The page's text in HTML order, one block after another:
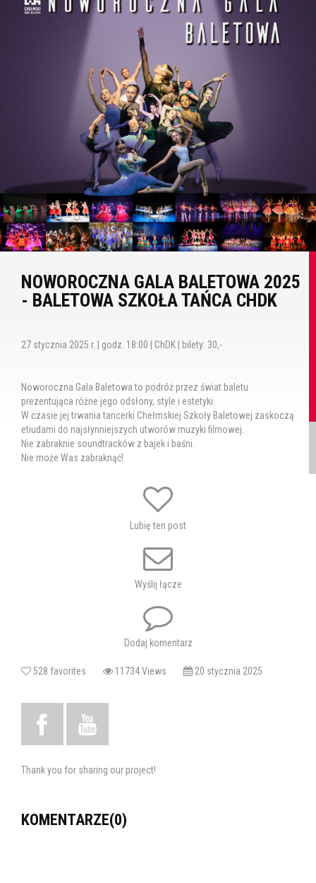
NOWOROCZNA GALA BALETOWA 2025
- BALETOWA SZKOŁA TAŃCA CHDK
27 stycznia 2025 r. | godz. 18:00 | ChDK | bilety: 30,-
Noworoczna Gala Baletowa to podróż przez świat baletu
prezentująca różne jego odsłony, style i estetyki.
W czasie jej trwania tancerki Chełmskiej Szkoły Baletowej zaskoczą
etiudami do najsłynniejszych utworów muzyki filmowej.
Nie zabraknie soundtracków z bajek i baśni.
Nie może Was zabraknąć!
Reżyseria i choreografia: Agata Grabałowska - Pyszniak
baletowa szkoła tańca
Lubię ten post
Wyślij łącze
Dodaj komentarz
528 favorites 11734 Views 20 stycznia 2025
Thank you for sharing our project!
KOMENTARZE(0)